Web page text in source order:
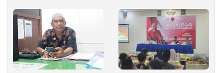
Penegakan Hukum